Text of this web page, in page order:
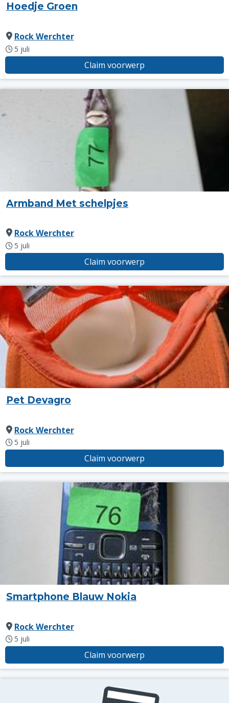
Hoedje Groen
Rock Werchter
5 juli
Claim voorwerp
Armband Met schelpjes
Rock Werchter
5 juli
Claim voorwerp
Pet Devagro
Rock Werchter
5 juli
Claim voorwerp
Smartphone Blauw Nokia
Rock Werchter
5 juli
Claim voorwerp